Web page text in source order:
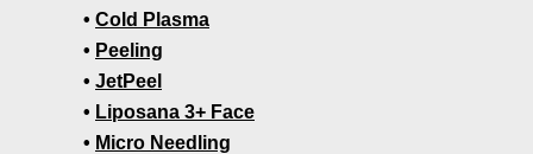
Cold Plasma
Peeling
JetPeel
Liposana 3+ Face
Micro Needling